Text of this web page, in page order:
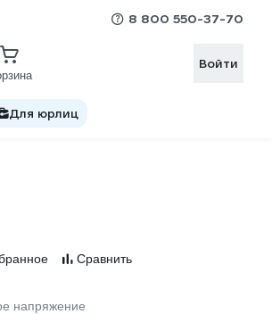
8 800 550-37-70
Войти
Для юрлиц
Сравнить
напряжение